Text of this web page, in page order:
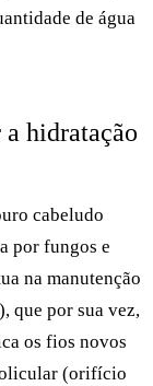
de água
hidratação
cabeludo
por fungos e
na manutenção
que por sua vez,
os fios novos
(orifício